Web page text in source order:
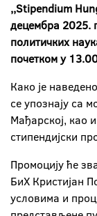
,,Stipendium
децембра 2025.
политичких
почетком у
Како је
се упознају са
Мађарској, као
стипендијски
Промоцију ће
БиХ Кристијан
условима и